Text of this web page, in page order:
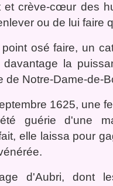
et crève-cœur des
ou de lui faire
osé faire, un
la
de Notre-Dame-de-
1625, une
guérie d'une
elle laissa pour
d'Aubri, dont